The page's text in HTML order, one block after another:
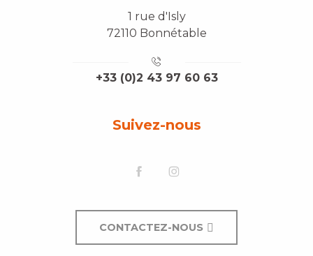
1 rue d'Isly
72110 Bonnétable
+33 (0)2 43 97 60 63
Suivez-nous
CONTACTEZ-NOUS